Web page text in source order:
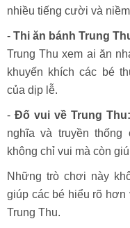
nhiều tiếng cười và
- Thi ăn bánh Trung
Trung Thu xem ai ăn
khuyến khích các bé
của dịp lễ.
- Đố vui về Trung Thu:
nghĩa và truyền
không chỉ vui mà còn
Những trò chơi này
giúp các bé hiểu rõ hơn
Trung Thu.